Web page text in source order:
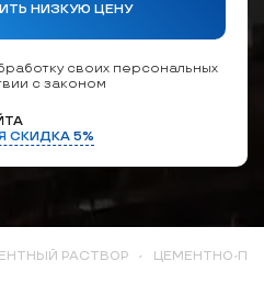
НИЗКУЮ ЦЕНУ
своих персональных
с законом
СКИДКА 5%
РАСТВОР - ЦЕМЕНТНО-